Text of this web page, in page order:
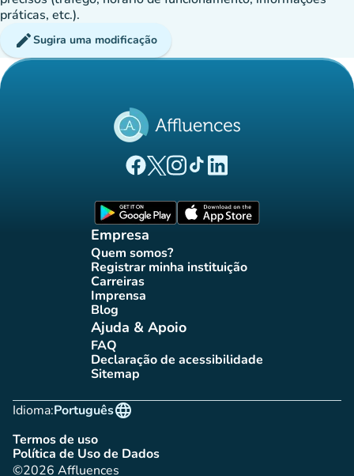
práticas, etc.).
editSugira uma modificação
(novo separador)
(novo separador)
(novo separador)
(novo separador)
(novo separador)
Empresa
Quem somos?(novo separador)
Registrar minha instituição
(novo separador)
Carreiras(novo separador)
Imprensa(novo separador)
Blog(novo separador)
Ajuda & Apoio
FAQ(novo separador)
Declaração de acessibilidade
(novo separador)
Sitemap(novo separador)
Idioma:
language
Português
Termos de uso(novo separador)
Política de Uso de Dados
(novo separador)
©2026 Affluences